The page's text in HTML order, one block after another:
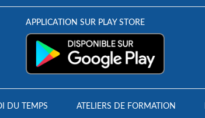
APPLICATION SUR PLAY STORE
DU TEMPS ATELIERS DE FORMATION